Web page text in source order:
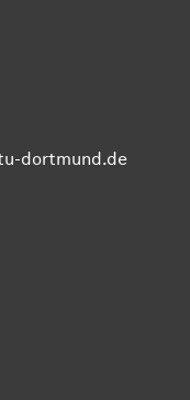
dortmund.de